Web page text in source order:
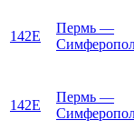
142Е
Пермь —
142Е
Пермь —